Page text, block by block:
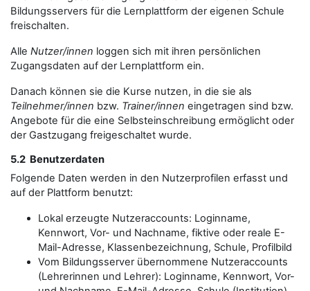
Bildungsservers für die Lernplattform der eigenen Schule
freischalten.
Alle Nutzer/innen loggen sich mit ihren persönlichen
Zugangsdaten auf der Lernplattform ein.
Danach können sie die Kurse nutzen, in die sie als
Teilnehmer/innen bzw. Trainer/innen eingetragen sind bzw.
Angebote für die eine Selbsteinschreibung ermöglicht oder
der Gastzugang freigeschaltet wurde.
5.2 Benutzerdaten
Folgende Daten werden in den Nutzerprofilen erfasst und
auf der Plattform benutzt:
Lokal erzeugte Nutzeraccounts: Loginname,
Kennwort, Vor- und Nachname, fiktive oder reale E-
Mail-Adresse, Klassenbezeichnung, Schule, Profilbild
Vom Bildungsserver übernommene Nutzeraccounts
(Lehrerinnen und Lehrer): Loginname, Kennwort, Vor-